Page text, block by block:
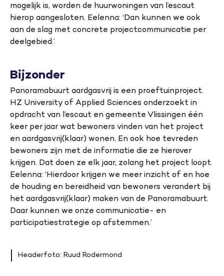
mogelijk is, worden de huurwoningen van l’escaut
hierop aangesloten. Eelenna: ‘Dan kunnen we ook
aan de slag met concrete projectcommunicatie per
deelgebied.’
Bijzonder
Panoramabuurt aardgasvrij is een proeftuinproject.
HZ University of Applied Sciences onderzoekt in
opdracht van l’escaut en gemeente Vlissingen één
keer per jaar wat bewoners vinden van het project
en aardgasvrij(klaar) wonen. En ook hoe tevreden
bewoners zijn met de informatie die ze hierover
krijgen. Dat doen ze elk jaar, zolang het project loopt.
Eelenna: ‘Hierdoor krijgen we meer inzicht of en hoe
de houding en bereidheid van bewoners verandert bij
het aardgasvrij(klaar) maken van de Panoramabuurt.
Daar kunnen we onze communicatie- en
participatiestrategie op afstemmen.’
Headerfoto: Ruud Rodermond